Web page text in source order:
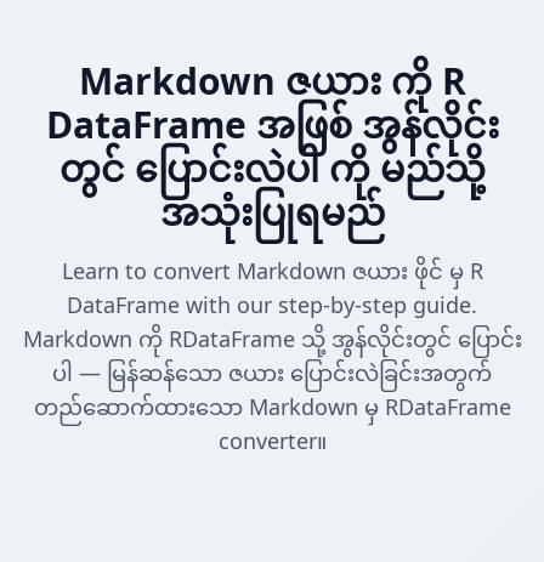
Markdown ဇယား ကို R
DataFrame အဖြစ် အွန်လိုင်း
တွင် ပြောင်းလဲပါ ကို မည်သို့
အသုံးပြုရမည်
Learn to convert Markdown ဇယား ဖိုင် မှ R
DataFrame with our step-by-step guide.
Markdown ကို RDataFrame သို့ အွန်လိုင်းတွင် ပြောင်း
ပါ — မြန်ဆန်သော ဇယား ပြောင်းလဲခြင်းအတွက်
တည်ဆောက်ထားသော Markdown မှ RDataFrame
converter။